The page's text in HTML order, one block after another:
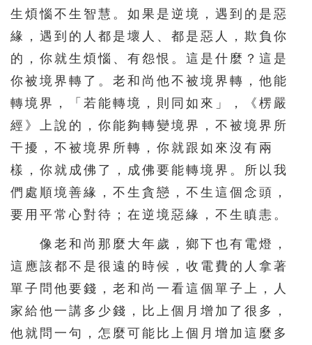
生煩惱不生智慧。如果是逆境，遇到的是惡
緣，遇到的人都是壞人、都是惡人，欺負你
的，你就生煩惱、有怨恨。這是什麼？這是
你被境界轉了。老和尚他不被境界轉，他能
轉境界，「若能轉境，則同如來」，《楞嚴
經》上說的，你能夠轉變境界，不被境界所
干擾，不被境界所轉，你就跟如來沒有兩
樣，你就成佛了，成佛要能轉境界。所以我
們處順境善緣，不生貪戀，不生這個念頭，
要用平常心對待；在逆境惡緣，不生瞋恚。
像老和尚那麼大年歲，鄉下也有電燈，
這應該都不是很遠的時候，收電費的人拿著
單子問他要錢，老和尚一看這個單子上，人
家給他一講多少錢，比上個月增加了很多，
他就問一句，怎麼可能比上個月增加這麼多